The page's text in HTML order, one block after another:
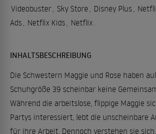
Videobuster Sky Store Disney Plus
Ads Netflix Kids Netflix
INHALTSBESCHREIBUNG
Die Schwestern Maggie und Rose haben
Schuhgröße 39 scheinbar keine
Während die arbeitslose, flippige Maggie
Partys interessiert, lebt die unscheinbare
für ihre Arbeit. Dennoch verstehen sie sich,